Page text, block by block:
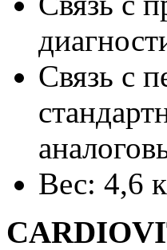
Связь с
Вес: 4,6